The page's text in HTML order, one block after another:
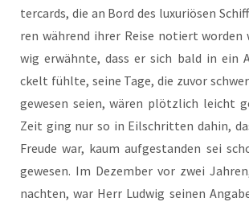
ter­cards, die an Bord des luxu­riö­sen
ren wäh­rend ihrer Rei­se notiert wor­den
wig erwähn­te, dass er sich bald in ein
ckelt fühl­te, sei­ne Tage, die zuvor
gewe­sen sei­en, wären plötz­lich leicht
Zeit ging nur so in Eil­schrit­ten dahin,
Freu­de war, kaum auf­ge­stan­den sei
gewe­sen. Im Dezem­ber vor zwei
nach­ten, war Herr Lud­wig sei­nen